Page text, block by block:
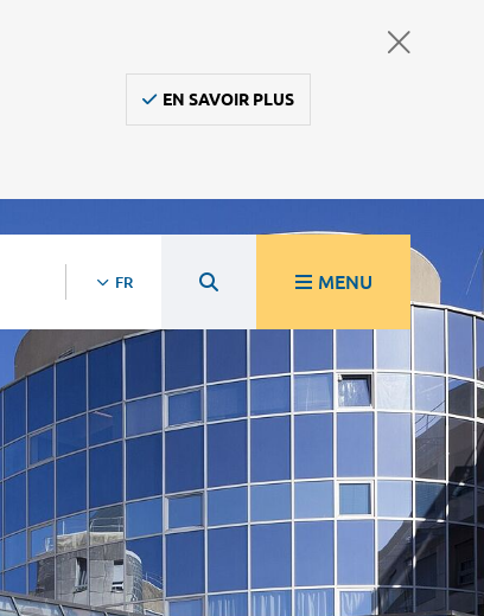
EN SAVOIR PLUS
FR MENU